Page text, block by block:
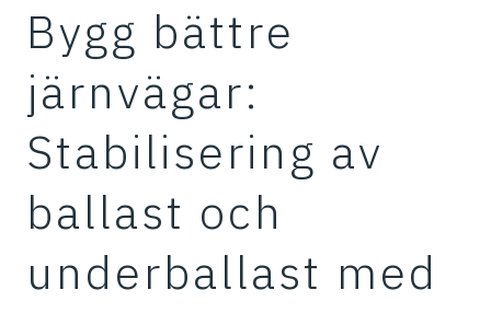
Bygg bättre
järnvägar:
Stabilisering av
ballast och
underballast med